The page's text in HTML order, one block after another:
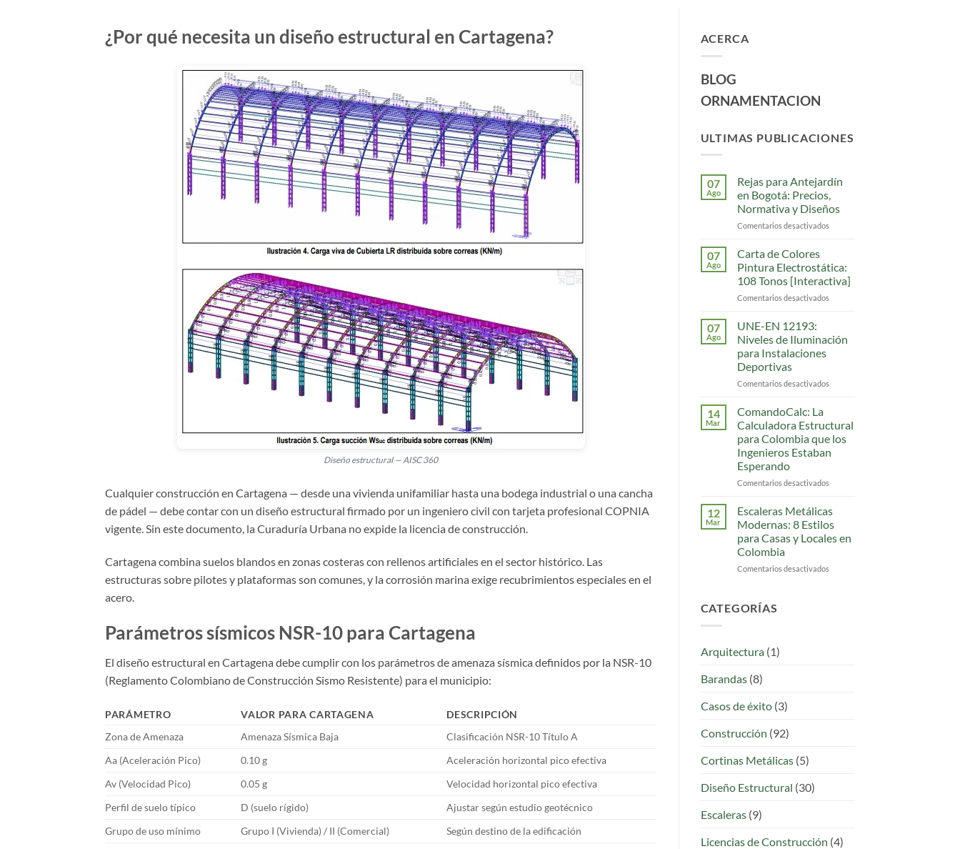
¿Por qué necesita un diseño estructural en Cartagena?
Diseño estructural — AISC 360
Cualquier construcción en Cartagena — desde una vivienda unifamiliar hasta una bodega industrial o una cancha
de pádel — debe contar con un diseño estructural firmado por un ingeniero civil con tarjeta profesional COPNIA
vigente. Sin este documento, la Curaduría Urbana no expide la licencia de construcción.
Cartagena combina suelos blandos en zonas costeras con rellenos artificiales en el sector histórico. Las
estructuras sobre pilotes y plataformas son comunes, y la corrosión marina exige recubrimientos especiales en el
acero.
Parámetros sísmicos NSR-10 para Cartagena
El diseño estructural en Cartagena debe cumplir con los parámetros de amenaza sísmica definidos por la NSR-10
(Reglamento Colombiano de Construcción Sismo Resistente) para el municipio:
PARÁMETRO VALOR PARA CARTAGENA
DESCRIPCIÓN
Zona de Amenaza
Amenaza Sísmica Baja
Clasificación NSR-10 Título A
Aa (Aceleración Pico)
0.10 g
Aceleración horizontal pico efectiva
Av (Velocidad Pico)
0.05 g
Velocidad horizontal pico efectiva
Perfil de suelo típico
D (suelo rígido)
Ajustar según estudio geotécnico
Grupo de uso mínimo
Grupo I (Vivienda) / II (Comercial) Según destino de la edificación
ACERCA
BLOG
ORNAMENTACION
ULTIMAS PUBLICACIONES
07
Ago
Rejas para Antejardín
en Bogotá: Precios,
Normativa y Diseños
Comentarios desactivadosen
Antejardín
en
Bogotá:
Precios,
Diseños
07
Ago
Carta de Colores
Pintura Electrostática:
108 Tonos [Interactiva]
Comentarios desactivadosen
Colores
Pintura
07
Ago
UNE-EN 12193:
Niveles de Iluminación
para Instalaciones
Deportivas
Comentarios desactivadosen
12193:
Niveles
de
Iluminación
14
Mar
ComandoCalc: La
Calculadora Estructural
para Colombia que los
Ingenieros Estaban
Esperando
Comentarios desactivadosen
Estructural
para
12
Mar
Escaleras Metálicas
Modernas: 8 Estilos
para Casas y Locales en
Colombia
Comentarios desactivadosen
CATEGORÍAS
Arquitectura(1)
Barandas(8)
Casos de éxito(3)
Construcción (92)
Cortinas Metálicas(5)
Diseño Estructural (30)
Escaleras(9)
Licencias de Construcción (4)